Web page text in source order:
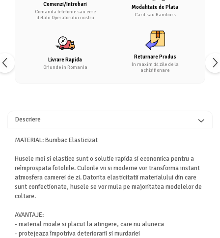
Comenzi/Intrebari
Comanda telefonic sau cere
detalii Operatorului nostru
Modalitate de Plata
Card sau Ramburs
Livrare Rapida
Oriunde in Romania
Returnare Produs
In maxim 14 zile de la
achizitionare
Descriere
MATERIAL: Bumbac Elasticizat
Husele moi si elastice sunt o solutie rapida si economica pentru a
reîmprospata fotoliile. Culorile vii si moderne vor transforma instant
atmosfera camerei de zi. Datorita elasticitatii materialului din care
sunt confectionate, husele se vor mula pe majoritatea modelelor de
coltare.
AVANTAJE:
- material moale si placut la atingere, care nu aluneca
- protejeaza împotriva deteriorarii si murdariei